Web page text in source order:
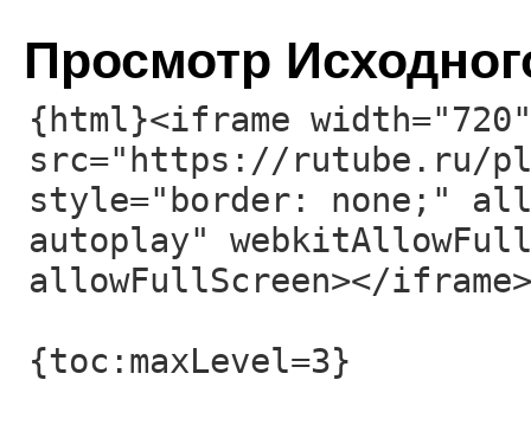
Просмотр
{html}<iframe
src="https://rutube.ru/
style="border: none;"
autoplay"
allowFullScreen></
{toc:maxLevel=3}